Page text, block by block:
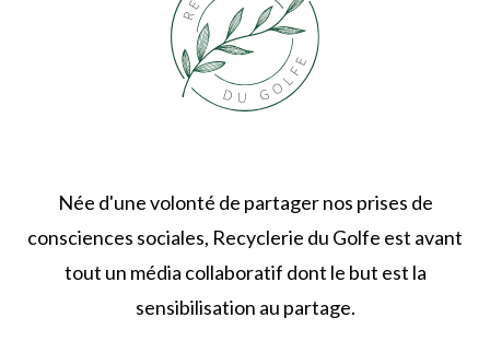
Née d'une volonté de partager nos prises de
consciences sociales, Recyclerie du Golfe est avant
tout un média collaboratif dont le but est la
sensibilisation au partage.